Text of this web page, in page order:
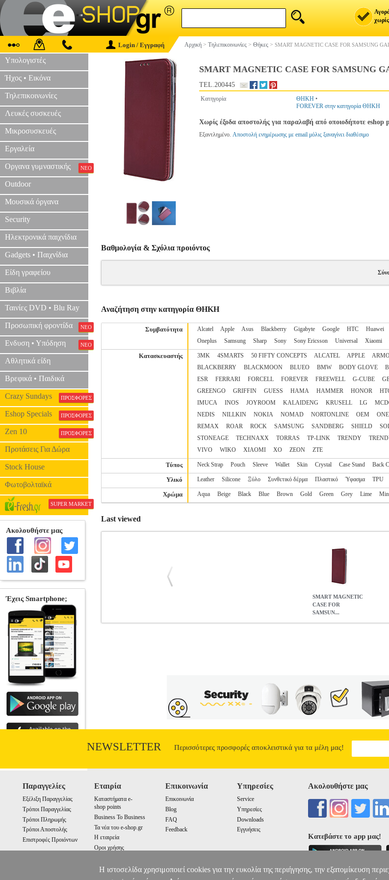
Login / Εγγραφή Αρχική > Τηλεπικοινωνίες > Θήκες > SMART MAGNETIC CASE FOR SAMSUNG
Υπολογιστές
Ήχος • Εικόνα
Τηλεπικοινωνίες
Λευκές συσκευές
Μικροσυσκευές
Εργαλεία
Οργανα γυμναστικής ΝΕΟ
Outdoor
Μουσικά όργανα
Security
Ηλεκτρονικά παιχνίδια
Gadgets • Παιχνίδια
Είδη γραφείου
Βιβλία
Ταινίες DVD • Blu Ray
Προσωπική φροντίδα ΝΕΟ
Ενδυση • Υπόδηση ΝΕΟ
Αθλητικά είδη
Βρεφικά • Παιδικά
Crazy Sundays ΠΡΟΣΦΟΡΕΣ
Eshop Specials ΠΡΟΣΦΟΡΕΣ
Zen 10 ΠΡΟΣΦΟΡΕΣ
Προτάσεις Για Δώρα
Stock House
Φωτοβολταϊκά
SUPER MARKET
SMART MAGNETIC CASE FOR SAMSUNG
TEL.200445
Κατηγορία ΘΗΚΗ •
FOREVER στην κατηγορία ΘΗΚΗ
Χωρίς έξοδα αποστολής για παραλαβή από οποιοδήποτε eshop
Εξαντλημένο. Αποστολή ενημέρωσης με email μόλις ξαναγίνει διαθέσιμο
Βαθμολογία & Σχόλια προιόντος
Αναζήτηση στην κατηγορία ΘΗΚΗ
Συμβατότητα Alcatel Apple Asus Blackberry Gigabyte Google HTC Huawei
Oneplus
Samsung Sharp Sony Sony Ericsson Universal Xiaomi
Κατασκευαστής 3MK 4SMARTS 50 FIFTY CONCEPTS ALCATEL APPLE
BLACKBERRY
BLACKMOON BLUEO BMW BODY GLOVE
ESR
FERRARI FORCELL FOREVER FREEWELL G-CUBE
GREENGO
GRIFFIN GUESS HAMA HAMMER HONOR
IMUCA
INOS JOYROOM KALAIDENG KRUSELL LG
NEDIS
NILLKIN NOKIA NOMAD NORTONLINE OEM
REMAX
ROAR ROCK SAMSUNG SANDBERG SHIELD
STONEAGE
TECHNAXX TORRAS TP-LINK TRENDY
VIVO
WIKO XIAOMI XO ZEON ZTE
Τύπος Neck Strap Pouch Sleeve Wallet Skin Crystal Case Stand Back
Υλικό Leather Silicone Ξύλο Συνθετικό δέρμα Πλαστικό Ύφασμα TPU
Χρώμα Aqua Beige Black Blue Brown Gold Green Grey Lime
Last viewed
SMART MAGNETIC
CASE FOR
SAMSUN...
NEWSLETTER Περισσότερες προσφορές αποκλειστικά για τα μέλη μας!
Παραγγελίες
Εξέλιξη Παραγγελίας
Τρόποι Παραγγελίας
Τρόποι Πληρωμής
Τρόποι Αποστολής
Επιστροφές Προιόντων
Εταιρία
Καταστήματα e-
shop points
Business To Business
Τα νέα του e-shop.gr
Η εταιρεία
Οροι χρήσης
Επικοινωνία
Επικοινωνία
Blog
FAQ
Feedback
Υπηρεσίες
Service
Υπηρεσίες
Downloads
Εγγυήσεις
Ακολουθήστε μας
Κατεβάστε το app μας!
Η ιστοσελίδα χρησιμοποιεί cookies για την ευκολία της περιήγησης, την εξατομίκευση